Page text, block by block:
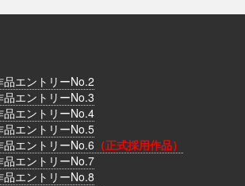
エントリーNo.2
エントリーNo.3
エントリーNo.4
エントリーNo.5
エントリーNo.6 （正式採用作品）
エントリーNo.7
エントリーNo.8